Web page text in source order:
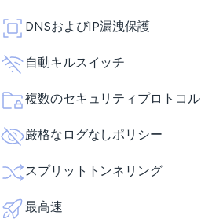
DNSおよびIP漏洩保護
自動キルスイッチ
複数のセキュリティプロトコル
厳格なログなしポリシー
スプリットトンネリング
最高速